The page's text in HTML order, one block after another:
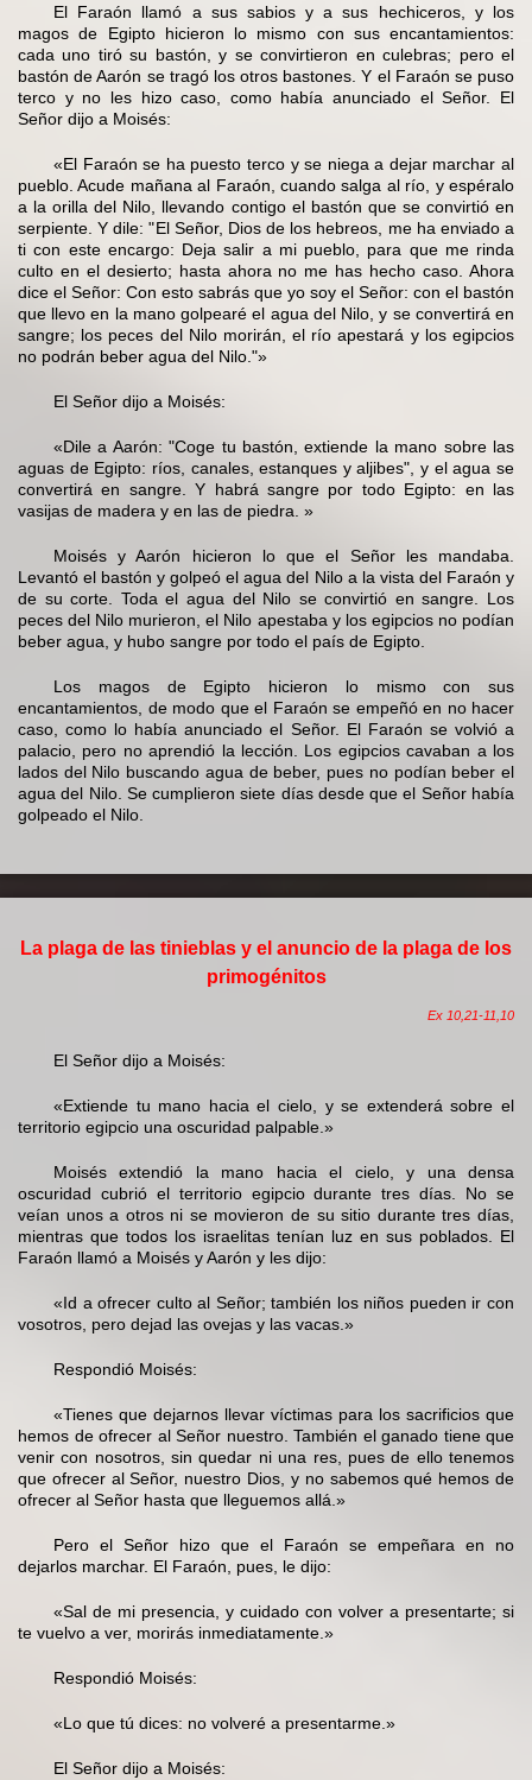
El Faraón llamó a sus sabios y a sus hechiceros, y los
magos de Egipto hicieron lo mismo con sus encantamientos:
cada uno tiró su bastón, y se convirtieron en culebras; pero el
bastón de Aarón se tragó los otros bastones. Y el Faraón se puso
terco y no les hizo caso, como había anunciado el Señor. El
Señor dijo a Moisés:
«El Faraón se ha puesto terco y se niega a dejar marchar al
pueblo. Acude mañana al Faraón, cuando salga al río, y espéralo
a la orilla del Nilo, llevando contigo el bastón que se convirtió en
serpiente. Y dile: "El Señor, Dios de los hebreos, me ha enviado a
ti con este encargo: Deja salir a mi pueblo, para que me rinda
culto en el desierto; hasta ahora no me has hecho caso. Ahora
dice el Señor: Con esto sabrás que yo soy el Señor: con el bastón
que llevo en la mano golpearé el agua del Nilo, y se convertirá en
sangre; los peces del Nilo morirán, el río apestará y los egipcios
no podrán beber agua del Nilo."»
El Señor dijo a Moisés:
«Dile a Aarón: "Coge tu bastón, extiende la mano sobre las
aguas de Egipto: ríos, canales, estanques y aljibes", y el agua se
convertirá en sangre. Y habrá sangre por todo Egipto: en las
vasijas de madera y en las de piedra. »
Moisés y Aarón hicieron lo que el Señor les mandaba.
Levantó el bastón y golpeó el agua del Nilo a la vista del Faraón y
de su corte. Toda el agua del Nilo se convirtió en sangre. Los
peces del Nilo murieron, el Nilo apestaba y los egipcios no podían
beber agua, y hubo sangre por todo el país de Egipto.
Los magos de Egipto hicieron lo mismo con sus
encantamientos, de modo que el Faraón se empeñó en no hacer
caso, como lo había anunciado el Señor. El Faraón se volvió a
palacio, pero no aprendió la lección. Los egipcios cavaban a los
lados del Nilo buscando agua de beber, pues no podían beber el
agua del Nilo. Se cumplieron siete días desde que el Señor había
golpeado el Nilo.
La plaga de las tinieblas y el anuncio de la plaga de los
primogénitos
Ex 10,21-11,10
El Señor dijo a Moisés:
«Extiende tu mano hacia el cielo, y se extenderá sobre el
territorio egipcio una oscuridad palpable.»
Moisés extendió la mano hacia el cielo, y una densa
oscuridad cubrió el territorio egipcio durante tres días. No se
veían unos a otros ni se movieron de su sitio durante tres días,
mientras que todos los israelitas tenían luz en sus poblados. El
Faraón llamó a Moisés y Aarón y les dijo:
«Id a ofrecer culto al Señor; también los niños pueden ir con
vosotros, pero dejad las ovejas y las vacas.»
Respondió Moisés:
«Tienes que dejarnos llevar víctimas para los sacrificios que
hemos de ofrecer al Señor nuestro. También el ganado tiene que
venir con nosotros, sin quedar ni una res, pues de ello tenemos
que ofrecer al Señor, nuestro Dios, y no sabemos qué hemos de
ofrecer al Señor hasta que lleguemos allá.»
Pero el Señor hizo que el Faraón se empeñara en no
dejarlos marchar. El Faraón, pues, le dijo:
«Sal de mi presencia, y cuidado con volver a presentarte; si
te vuelvo a ver, morirás inmediatamente.»
Respondió Moisés:
«Lo que tú dices: no volveré a presentarme.»
El Señor dijo a Moisés: